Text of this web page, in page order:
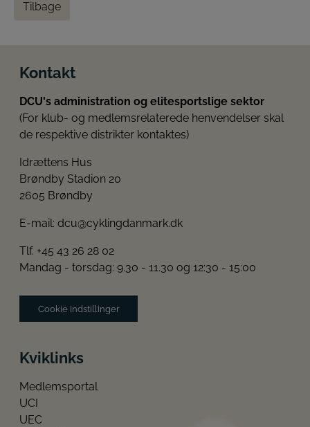
Tilbage
Kontakt
DCU's administration og elitesportslige sektor
(For klub- og medlemsrelaterede henvendelser skal
de respektive distrikter kontaktes)
Idrættens Hus
Brøndby Stadion 20
2605 Brøndby
E-mail: dcu@cyklingdanmark.dk
Tlf. +45 43 26 28 02
Mandag - torsdag: 9.30 - 11.30 og 12:30 - 15:00
Cookie Indstillinger
Kviklinks
Medlemsportal
UCI
UEC